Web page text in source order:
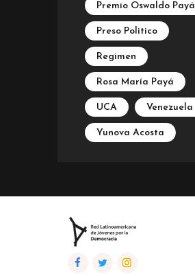
Premio Oswaldo Payá
Preso Politico
Regimen
Rosa María Payá
UCA Venezuela
Yunova Acosta